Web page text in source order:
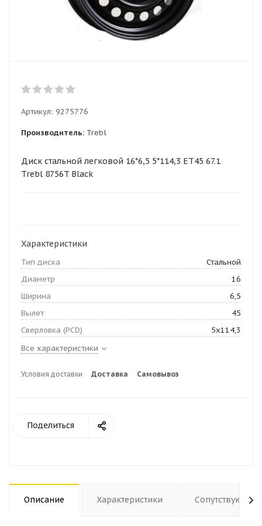
Артикул: 9275776
Производитель: Trebl
Диск стальной легковой 16*6,5 5*114,3 ET45 67.1
Trebl 8756T Black
Характеристики
Тип диска
Стальной
Диаметр
16
Ширина
6,5
Вылет
45
Сверловка (PCD)
5х114,3
Все характеристики
Условия доставки Доставка Самовывоз
Поделиться
Описание Характеристики